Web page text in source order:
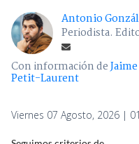
Antonio
Periodista.
Con información de
Petit-Laurent
Viernes 07 Agosto, 2026 |